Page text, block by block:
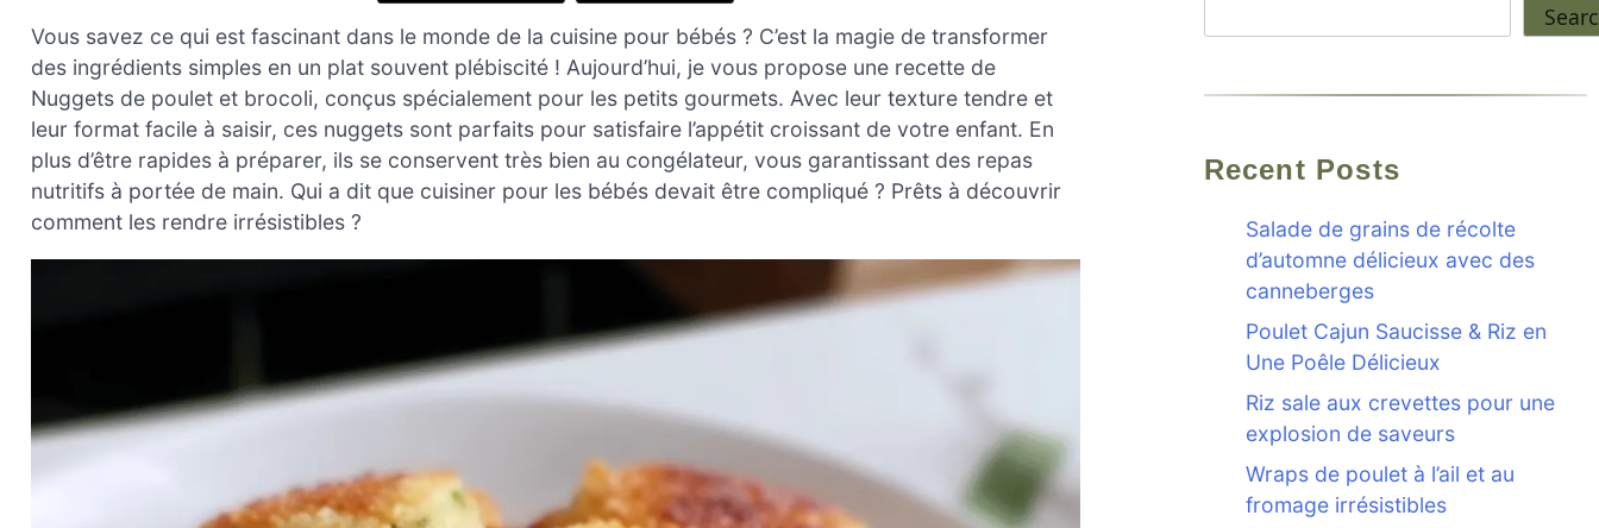
Vous savez ce qui est fascinant dans le monde de la cuisine pour bébés ? C’est la magie de transformer
des ingrédients simples en un plat souvent plébiscité ! Aujourd’hui, je vous propose une recette de
Nuggets de poulet et brocoli, conçus spécialement pour les petits gourmets. Avec leur texture tendre et
leur format facile à saisir, ces nuggets sont parfaits pour satisfaire l’appétit croissant de votre enfant. En
plus d’être rapides à préparer, ils se conservent très bien au congélateur, vous garantissant des repas
nutritifs à portée de main. Qui a dit que cuisiner pour les bébés devait être compliqué ? Prêts à découvrir
comment les rendre irrésistibles ?
Recent Posts
Salade de grains de récolte
d’automne délicieux avec des
canneberges
Poulet Cajun Saucisse & Riz en
Une Poêle Délicieux
Riz sale aux crevettes pour une
explosion de saveurs
Wraps de poulet à l’ail et au
fromage irrésistibles